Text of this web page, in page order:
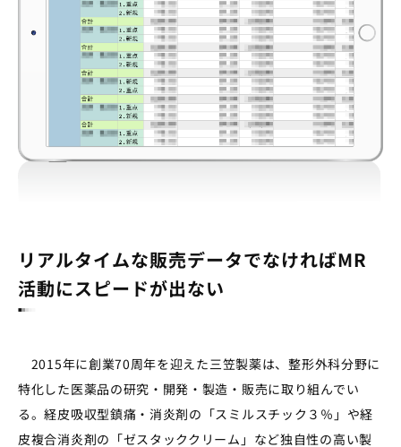
リアルタイムな販売データでなければMR
活動にスピードが出ない
2015年に創業70周年を迎えた三笠製薬は、整形外科分野に
特化した医薬品の研究・開発・製造・販売に取り組んでい
る。経皮吸収型鎮痛・消炎剤の「スミルスチック３％」や経
皮複合消炎剤の「ゼスタッククリーム」など独自性の高い製